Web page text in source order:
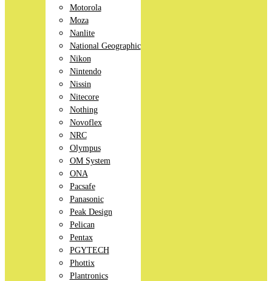
Motorola
Moza
Nanlite
National Geographic
Nikon
Nintendo
Nissin
Nitecore
Nothing
Novoflex
NRC
Olympus
OM System
ONA
Pacsafe
Panasonic
Peak Design
Pelican
Pentax
PGYTECH
Phottix
Plantronics